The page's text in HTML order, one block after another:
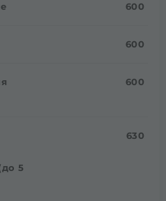
600
600
600
5
630